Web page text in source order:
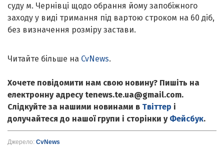
суду м. Чернівці щодо обрання йому запобіжного
заходу у виді тримання під вартою строком на 60 діб,
без визначення розміру застави.
Читайте більше на CvNews.
Хочете повідомити нам свою новину? Пишіть на
електронну адресу tenews.te.ua@gmail.com.
Слідкуйте за нашими новинами в Твіттер і
долучайтеся до нашої групи і сторінки у Фейсбук.
Джерело: CvNews